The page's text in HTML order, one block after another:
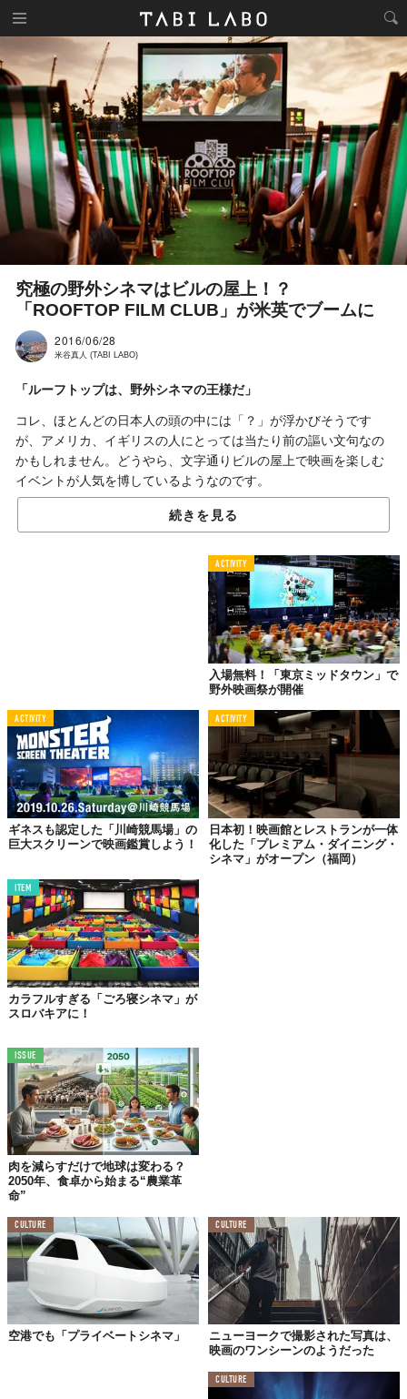
究極の野外シネマはビルの屋上！？
「ROOFTOP FILM CLUB」が米英でブームに
2016/06/28
米谷真人 (TABI LABO)
「ルーフトップは、野外シネマの王様だ」
コレ、ほとんどの日本人の頭の中には「？」が浮かびそうです
が、アメリカ、イギリスの人にとっては当たり前の謳い文句なの
かもしれません。どうやら、文字通りビルの屋上で映画を楽しむ
イベントが人気を博しているようなのです。
映画鑑賞なんてどう？
FILM CLUB」。現在、ロンドン、ニューヨーク、ロサンゼルス、
シカゴの4都市で開催されています。
大型ビジョンを設置し、並べられたイスに座って映画鑑賞。都会
だと音が聴こえにくいのでは？なんて思ってしまうものの、ノイ
ズキャンセリングのヘッドホンでバッチリ対応できるそうです
よ。
以下はその実際の様子。スケジュールを確認したところ、だいた
いが20時台に開始。夜風に吹かれながら映画を楽しめるなんて、
かなり贅沢ですよね。
【ロンドン】
続きを見る
ACTIVITY
入場無料！「東京ミッドタウン」で
野外映画祭が開催
ACTIVITY
ギネスも認定した「川崎競馬場」の
巨大スクリーンで映画鑑賞しよう！
ACTIVITY
日本初！映画館とレストランが一体
化した「プレミアム・ダイニング・
シネマ」がオープン（福岡）
ITEM
カラフルすぎる「ごろ寝シネマ」が
スロバキアに！
ISSUE
肉を減らすだけで地球は変わる？
2050年、食卓から始まる“農業革
命”
CULTURE
空港でも「プライベートシネマ」
CULTURE
ニューヨークで撮影された写真は、
映画のワンシーンのようだった
CULTURE